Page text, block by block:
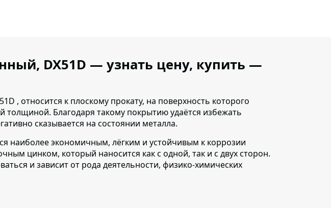
DX51D — узнать цену, купить —
, относится к плоскому прокату, на поверхность которого
толщиной. Благодаря такому покрытию удаётся избежать
сказывается на состоянии металла.
наиболее экономичным, лёгким и устойчивым к коррозии
цинком, который наносится как с одной, так и с двух сторон.
и зависит от рода деятельности, физико-химических